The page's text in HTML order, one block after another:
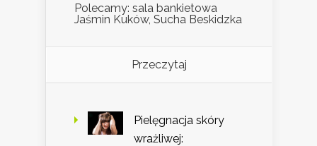
Polecamy: sala bankietowa
Jaśmin Kuków, Sucha Beskidzka
Przeczytaj
Pielęgnacja skóry
wrażliwej: